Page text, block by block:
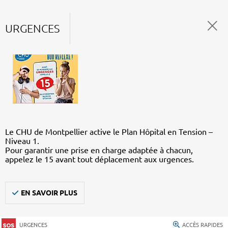
URGENCES
Le CHU de Montpellier active le Plan Hôpital en Tension –
Niveau 1.
Pour garantir une prise en charge adaptée à chacun,
appelez le 15 avant tout déplacement aux urgences.
EN SAVOIR PLUS
URGENCES ACCÈS RAPIDES